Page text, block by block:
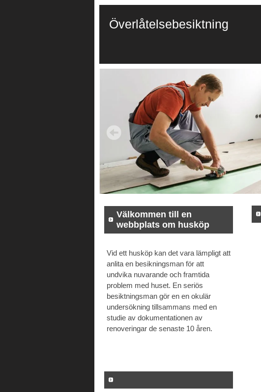
Överlåtelsebesiktning
Välkommen till en
webbplats om husköp
Vid ett husköp kan det vara lämpligt att
anlita en besikningsman för att
undvika nuvarande och framtida
problem med huset. En seriös
besiktningsman gör en en okulär
undersökning tillsammans med en
studie av dokumentationen av
renoveringar de senaste 10 åren.